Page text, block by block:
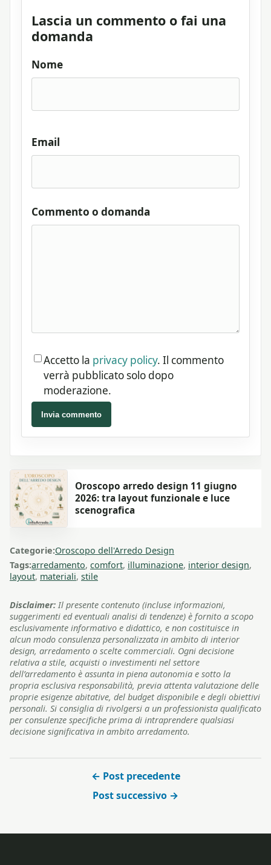
Lascia un commento o fai una
domanda
Nome
Email
Commento o domanda
Accetto la privacy policy. Il commento
verrà pubblicato solo dopo
moderazione.
Invia commento
Oroscopo arredo design 11 giugno
2026: tra layout funzionale e luce
scenografica
Categorie:Oroscopo dell'Arredo Design
Tags:arredamento, comfort, illuminazione, interior design,
layout, materiali, stile
Disclaimer: Il presente contenuto (incluse informazioni,
suggerimenti ed eventuali analisi di tendenze) è fornito a scopo
esclusivamente informativo e didattico, e non costituisce in
alcun modo consulenza personalizzata in ambito di interior
design, arredamento o scelte commerciali. Ogni decisione
relativa a stile, acquisti o investimenti nel settore
dell’arredamento è assunta in piena autonomia e sotto la
propria esclusiva responsabilità, previa attenta valutazione delle
proprie esigenze abitative, del budget disponibile e degli obiettivi
personali. Si consiglia di rivolgersi a un professionista qualificato
per consulenze specifiche prima di intraprendere qualsiasi
decisione significativa in ambito arredamento.
← Post precedente
Post successivo →